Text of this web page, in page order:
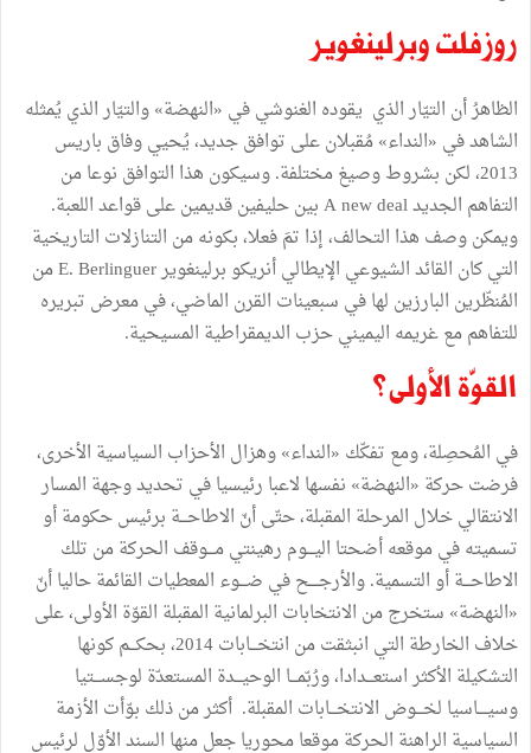
روزفلت وبرلينغوير
الظاهرُ أن التيّار الذي يقوده الغنوشي في «النهضة» والتيّار الذي يُمثله
الشاهد في «النداء» مُقبلان على توافق جديد، يُحيي وفاق باريس
2013، لكن بشروط وصيغ مختلفة. وسيكون هذا التوافق نوعا من
التفاهم الجديد A new deal بين حليفين قديمين على قواعد اللعبة.
ويمكن وصف هذا التحالف، إذا تمَ فعلا، بكونه من التنازلات التاريخية
التي كان القائد الشيوعي الإيطالي أنريكو برلينغوير E. Berlinguer من
المُنظّرين البارزين لها في سبعينات القرن الماضي، في معرض تبريره
للتفاهم مع غريمه اليميني حزب الديمقراطية المسيحية.
القوّة الأولى؟
في المُحصِلة، ومع تفكّك «النداء» وهزال الأحزاب السياسية الأخرى،
فرضت حركة «النهضة» نفسها لاعبا رئيسيا في تحديد وجهة المسار
الانتقالي خلال المرحلة المقبلة، حتّى أنّ الاطاحـــة برئيس حكومة أو
تسميته في موقعه أضحتا اليـــوم رهينتي مـــوقف الحركة من تلك
الاطاحـــة أو التسمية. والأرجــــح في ضـــوء المعطيات القائمة حاليا أنّ
«النهضة» ستخرج من الانتخابات البرلمانية المقبلة القوّة الأولى، على
خلاف الخارطة التي انبثقت من انتخـــابات 2014، بحكـــم كونها
التشكيلة الأكثر استعـــدادا، ورُبّمـــا الوحيـــدة المستعدّة لوجســـتيا
وسيــــاسيا لخـــوض الانتخـــابات المقبلة. أكثر من ذلك بوّأت الأزمة
السياسية الراهنة الحركة موقعا محوريا جعل منها السند الأوّل لرئيس